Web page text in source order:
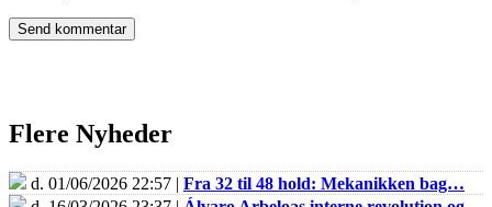
Flere Nyheder
d. 01/06/2026 22:57 | Fra 32 til 48 hold: Mekanikken bag…